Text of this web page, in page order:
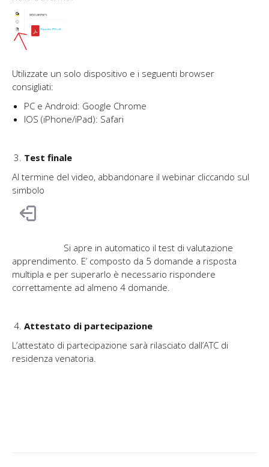
Utilizzate un solo dispositivo e i seguenti browser
consigliati:
PC e Android: Google Chrome
IOS (iPhone/iPad): Safari
Test finale
Al termine del video, abbandonare il webinar cliccando sul
simbolo
Si apre in automatico il test di valutazione
apprendimento. E’ composto da 5 domande a risposta
multipla e per superarlo è necessario rispondere
correttamente ad almeno 4 domande.
Attestato di partecipazione
L’attestato di partecipazione sarà rilasciato dall’ATC di
residenza venatoria.